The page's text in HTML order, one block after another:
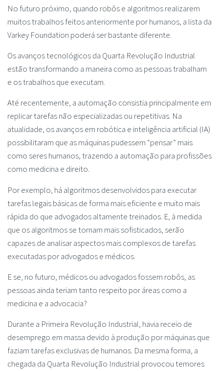
No futuro próximo, quando robôs e algoritmos realizarem
muitos trabalhos feitos anteriormente por humanos, a lista da
Varkey Foundation poderá ser bastante diferente.
Os avanços tecnológicos da Quarta Revolução Industrial
estão transformando a maneira como as pessoas trabalham
e os trabalhos que executam.
Até recentemente, a automação consistia principalmente em
replicar tarefas não especializadas ou repetitivas. Na
atualidade, os avanços em robótica e inteligência artificial (IA)
possibilitaram que as máquinas pudessem “pensar” mais
como seres humanos, trazendo a automação para profissões
como medicina e direito.
Por exemplo, há algoritmos desenvolvidos para executar
tarefas legais básicas de forma mais eficiente e muito mais
rápida do que advogados altamente treinados. E, à medida
que os algoritmos se tornam mais sofisticados, serão
capazes de analisar aspectos mais complexos de tarefas
executadas por advogados e médicos.
E se, no futuro, médicos ou advogados fossem robôs, as
pessoas ainda teriam tanto respeito por áreas como a
medicina e a advocacia?
Durante a Primeira Revolução Industrial, havia receio de
desemprego em massa devido à produção por máquinas que
faziam tarefas exclusivas de humanos. Da mesma forma, a
chegada da Quarta Revolução Industrial provocou temores